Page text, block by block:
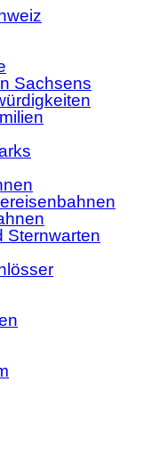
Sachsens
Sternwarten